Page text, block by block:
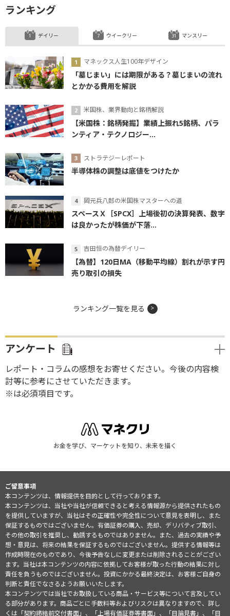
ランキング
デイリー
マネックス人生100年デザイン
「墓じまい」には期限がある？墓じまいの流れ
とかかる費用を解説
米国株、業界動向と銘柄解説
【米国株：銘柄発掘】業績上振れ5銘柄、パラ
ンティア・テクノロジー...
ストラテジーレポート
半導体株の調整は底値をつけたか
岡元兵八郎の米国株マスターへの道
スペースＸ［SPCX］上場後初の決算発表、数字
は良かったが株価が下落...
吉田恒の為替デイリー
【為替】120日MA（移動平均線）割れが示す円
売り取引の損失
ウイークリー マンスリー
ランキング一覧を見る
アンケート
レポート・コラムの感想をお寄せください。今後の内容検
討等に参考にさせていただきます。
※は必須項目です。
お金を学び、マーケットを知り、未来を描く
ご留意事項
本コンテンツは、情報提供を目的として行っております。
本コンテンツは、当社や当社が信頼できると考える情報源から提供されたもの
を提供していますが、当社はその正確性や完全性について意見を表明し、また
保証するものではございません。有価証券の購入、売却、デリバティブ取引、
その他の取引を推奨し、勧誘するものではありません。また、過去の実績や予
想・意見は、将来の結果を保証するものではございません。提供する情報等は
作成時現在のものであり、今後予告なしに変更または削除されることがござい
ます。当社は本コンテンツの内容に依拠してお客様が取った行動の結果に対し
責任を負うものではございません。投資にかかる最終決定は、お客様ご自身の
判断と責任でなさるようお願いいたします。
本コンテンツでは当社でお取扱している商品・サービス等について言及してい
る部分があります。商品ごとに手数料等およびリスクは異なりますので、詳し
くは「契約締結前交付書面」、「上場有価証券等書面」、「目論見書」、「目